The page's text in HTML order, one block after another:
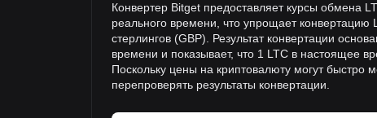
Конвертер Bitget предоставляет курсы обмена
реального времени, что упрощает конвертацию
стерлингов (GBP). Результат конвертации
времени и показывает, что 1 LTC в настоящее
Поскольку цены на криптовалюту могут быстро
перепроверять результаты конвертации.